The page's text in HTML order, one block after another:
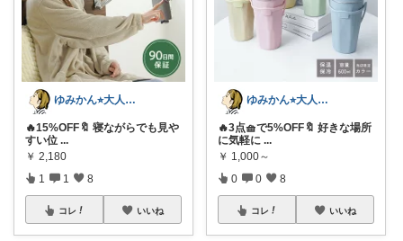
ゆみかん⭐︎大人の暮らし研究室
🔥15%OFF🔖 寝ながらでも見や
すい位 ...
￥ 2,180
1 1 8
コレ いいね
ゆみかん⭐︎大人の暮らし研究室
🔥3点🧺で5%OFF🔖 好きな場所
に気軽に ...
￥ 1,000～
0 0 8
コレ いいね